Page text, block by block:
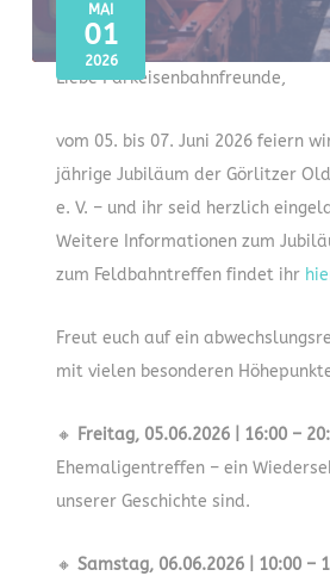
MAI
01
2026
Liebe Parkeisenbahnfreunde,
vom 05. bis 07. Juni 2026 feiern
jährige Jubiläum der Görlitzer
e. V. – und ihr seid herzlich
Weitere Informationen zum
zum Feldbahntreffen findet ihr
Freut euch auf ein
mit vielen besonderen
🔸 Freitag, 05.06.2026 | 16:00 –
Ehemaligentreffen – ein
unserer Geschichte sind.
🔸 Samstag, 06.06.2026 | 10:00 –